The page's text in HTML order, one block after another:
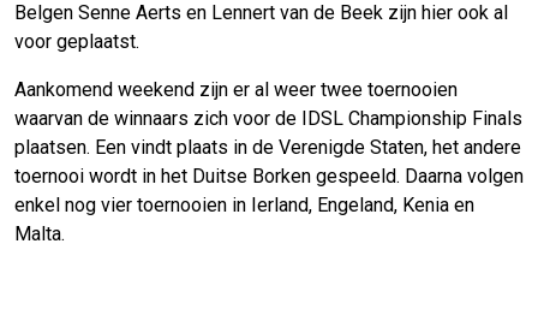
Belgen Senne Aerts en Lennert van de Beek zijn hier ook al
voor geplaatst.
Aankomend weekend zijn er al weer twee toernooien
waarvan de winnaars zich voor de IDSL Championship Finals
plaatsen. Een vindt plaats in de Verenigde Staten, het andere
toernooi wordt in het Duitse Borken gespeeld. Daarna volgen
enkel nog vier toernooien in Ierland, Engeland, Kenia en
Malta.